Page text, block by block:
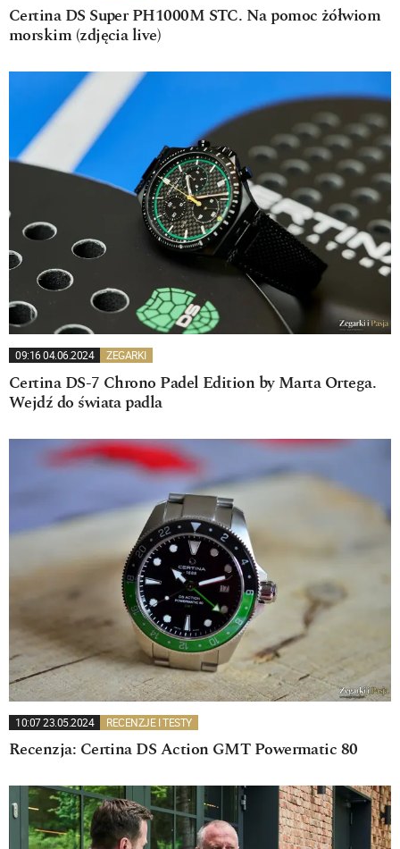
Certina DS Super PH1000M STC. Na pomoc żółwiom
morskim (zdjęcia live)
09:16 04.06.2024 ZEGARKI
Certina DS-7 Chrono Padel Edition by Marta Ortega.
Wejdź do świata padla
10:07 23.05.2024 RECENZJE I TESTY
Recenzja: Certina DS Action GMT Powermatic 80